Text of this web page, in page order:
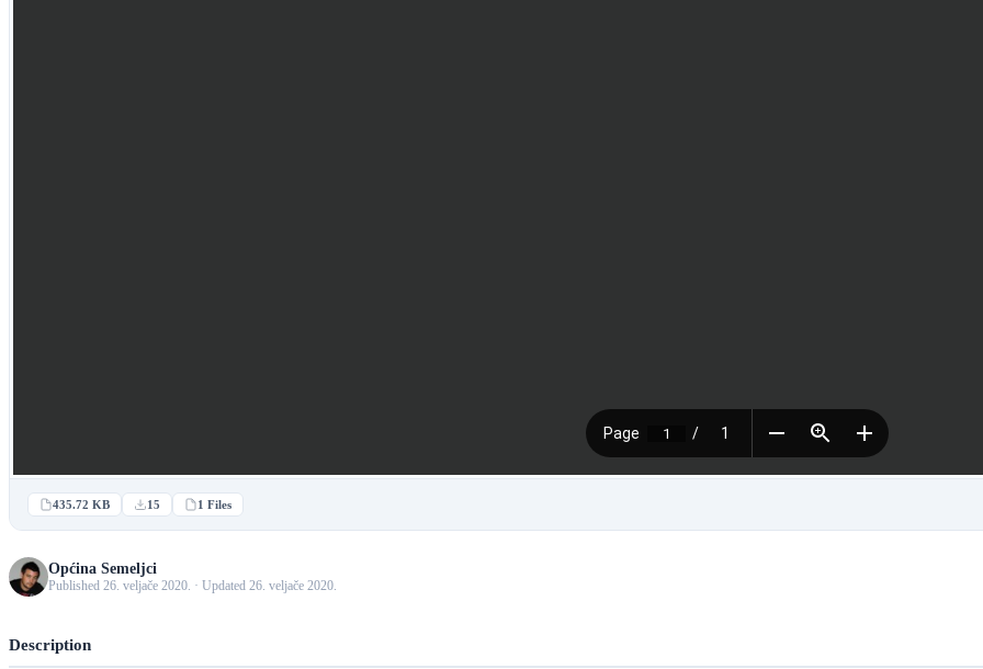
435.72 KB 15 1 Files
Općina Semeljci
Published 26. veljače 2020. · Updated 26. veljače 2020.
Description